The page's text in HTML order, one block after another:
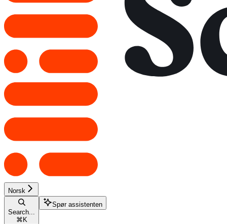
Norsk
Search...
⌘ K
Spør assistenten